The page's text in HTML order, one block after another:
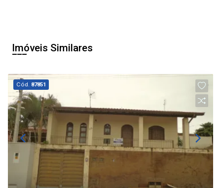
Imóveis Similares
Cód. 87851